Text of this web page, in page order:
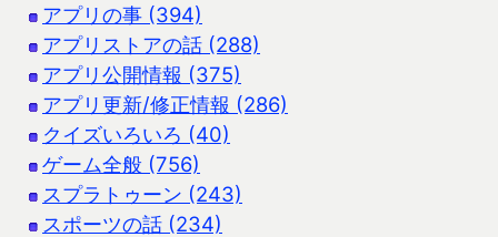
アプリの事 (394)
アプリストアの話 (288)
アプリ公開情報 (375)
アプリ更新/修正情報 (286)
クイズいろいろ (40)
ゲーム全般 (756)
スプラトゥーン (243)
スポーツの話 (234)